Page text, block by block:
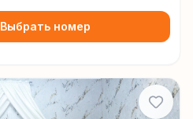
Выбрать номер